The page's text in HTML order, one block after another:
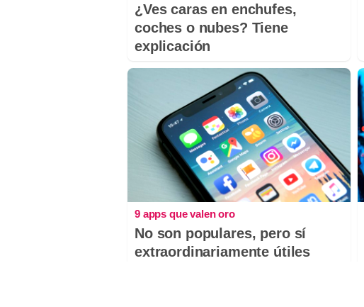
¿Ves caras en enchufes,
coches o nubes? Tiene
explicación
9 apps que valen oro
No son populares, pero sí
extraordinariamente útiles